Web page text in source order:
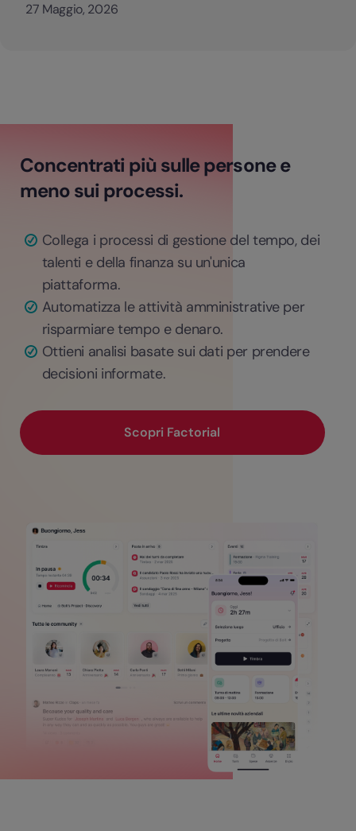
27 Maggio, 2026
Concentrati più sulle persone e
meno sui processi.
Collega i processi di gestione del tempo, dei
talenti e della finanza su un'unica
piattaforma.
Automatizza le attività amministrative per
risparmiare tempo e denaro.
Ottieni analisi basate sui dati per prendere
decisioni informate.
Scopri Factorial